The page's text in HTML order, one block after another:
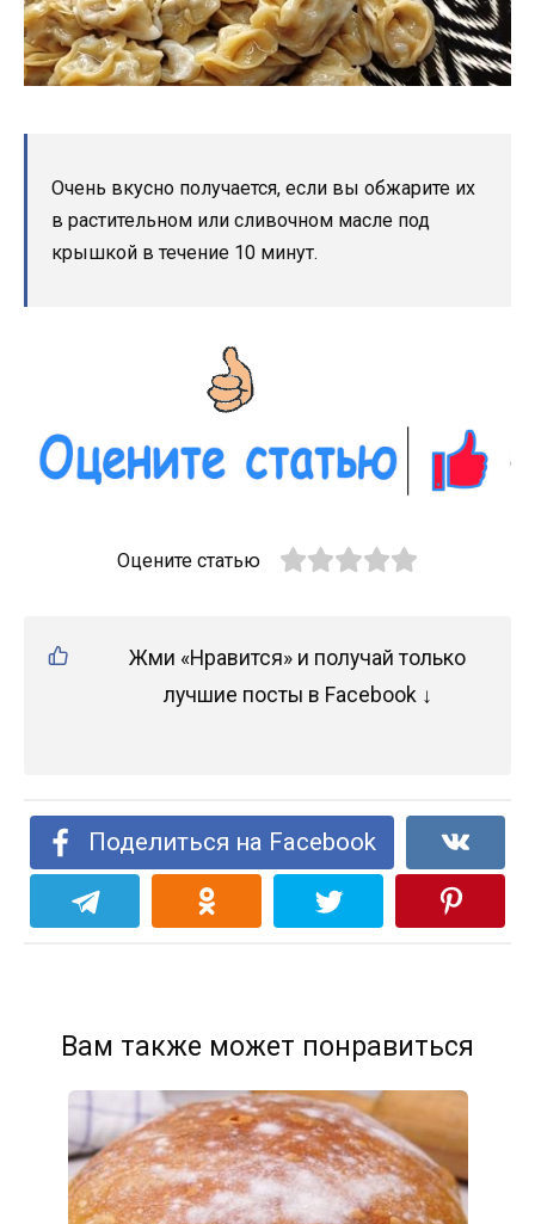
Очень вкусно получается, если вы обжарите их
в растительном или сливочном масле под
крышкой в течение 10 минут.
Оцените статью
Жми «Нравится» и получай только
лучшие посты в Facebook ↓
Поделиться на Facebook
Вам также может понравиться